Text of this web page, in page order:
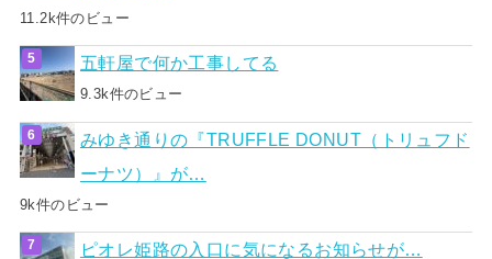
11.2k件のビュー
五軒屋で何か工事してる
9.3k件のビュー
みゆき通りの『TRUFFLE DONUT（トリュフド
ーナツ）』が…
9k件のビュー
ピオレ姫路の入口に気になるお知らせが…